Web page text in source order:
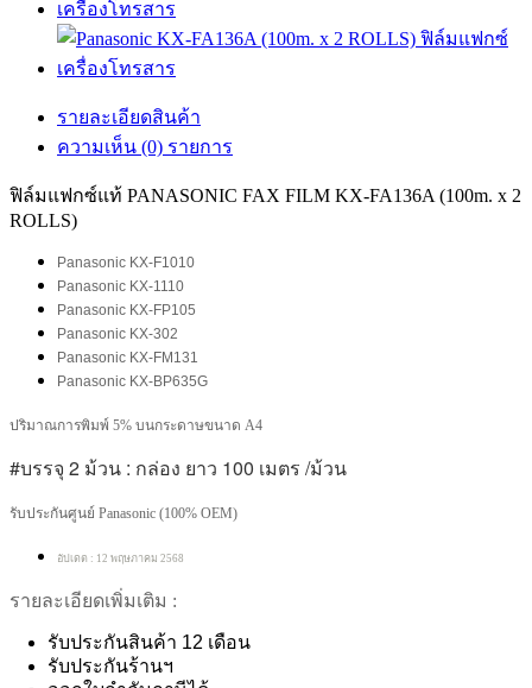
รายละเอียดสินค้า
ความเห็น (0) รายการ
ฟิล์มแฟกซ์แท้ PANASONIC FAX FILM KX-FA136A (100m. x 2
ROLLS)
Panasonic KX-F1010
Panasonic KX-1110
Panasonic KX-FP105
Panasonic KX-302
Panasonic KX-FM131
Panasonic KX-BP635G
ปริมาณการพิมพ์ 5% บนกระดาษขนาด A4
#บรรจุ 2 ม้วน : กล่อง ยาว 100 เมตร /ม้วน
รับประกันศูนย์ Panasonic (100% OEM)
อัปเดต : 12 พฤษภาคม 2568
รายละเอียดเพิ่มเติม :
รับประกันสินค้า 12 เดือน
รับประกันร้านฯ